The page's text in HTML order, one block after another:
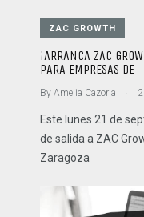
ZAC GROWTH
¡ARRANCA ZAC
PARA EMPRESAS DE
By Amelia Cazorla
Este lunes 21 de
de salida a ZAC
Zaragoza